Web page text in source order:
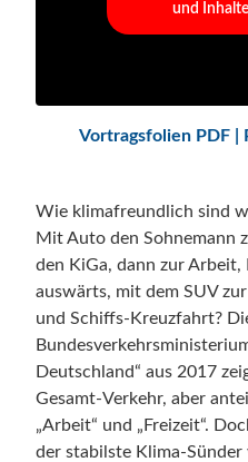
und
Vortragsfolien PDF |
Wie klimafreundlich sind
Mit Auto den Sohnemann
den KiGa, dann zur
auswärts, mit dem SUV
und Schiffs-Kreuzfahrt?
Deutschland“ aus 2017
Gesamt-Verkehr, aber
„Arbeit“ und „Freizeit“.
der stabilste Klima-